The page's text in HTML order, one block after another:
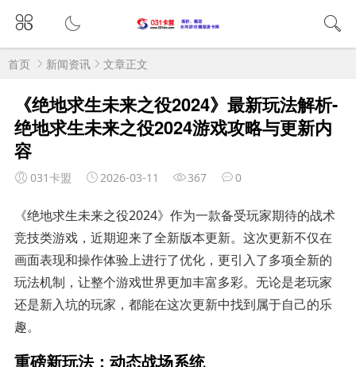
首页 新闻资讯 文章正文
《绝地求生未来之役2024》最新玩法解析-
绝地求生未来之役2024游戏攻略与更新内
容
031卡盟 2026-03-11 367 0
《绝地求生未来之役2024》作为一款备受玩家期待的战术
竞技类游戏，近期迎来了全新版本更新。这次更新不仅在
画面表现和操作体验上进行了优化，更引入了多项全新的
玩法机制，让整个游戏世界更加丰富多彩。无论是老玩家
还是新入坑的玩家，都能在这次更新中找到属于自己的乐
趣。
重磅新玩法：动态战场系统